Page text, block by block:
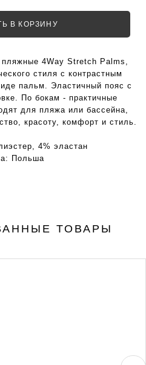
В КОРЗИНУ
4Way Stretch Palms,
стиля с контрастным
пальм. Эластичный пояс с
По бокам - практичные
для пляжа или бассейна,
красоту, комфорт и стиль.
4% эластан
Польша
ТОВАРЫ